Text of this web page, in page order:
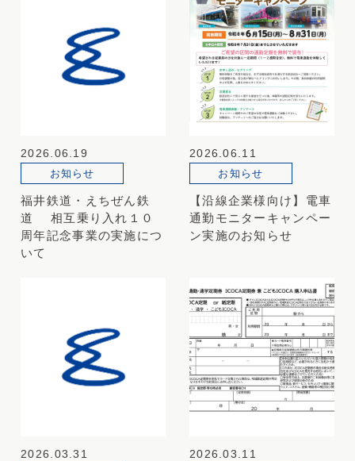
2026.06.19
お知らせ
福井鉄道・えちぜん鉄
道 相互乗り入れ１０
周年記念事業の実施につ
いて
2026.06.11
お知らせ
【沿線企業様向け】電車
通勤モニターキャンペー
ン実施のお知らせ
2026.03.31 2026.03.11